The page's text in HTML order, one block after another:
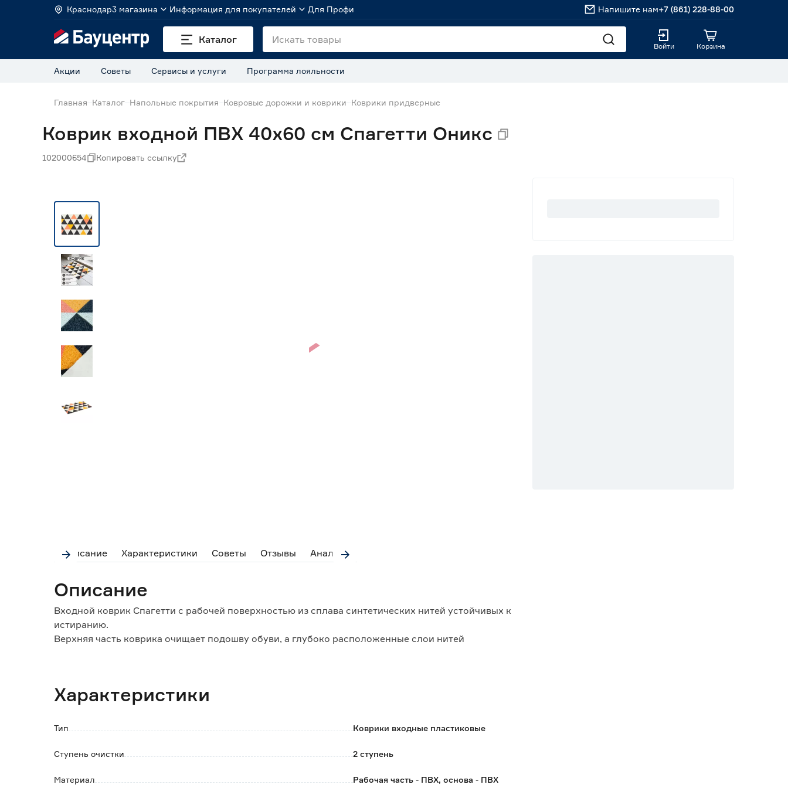
Краснодар3 магазина Информация для покупателей Для Профи Напишите нам+7 (861) 228-88-00
Каталог
Войти Корзина
Акции Советы Сервисы и услуги Программа лояльности
Главная Каталог Напольные покрытия Ковровые дорожки и коврики Коврики придверные
Коврик входной ПВХ 40х60 см Спагетти Оникс
102000654 Копировать ссылку
Описание Характеристики Советы Отзывы Аналоги
Описание
Входной коврик Спагетти с рабочей поверхностью из сплава синтетических нитей устойчивых к
истиранию.
Верхняя часть коврика очищает подошву обуви, а глубоко расположенные слои нитей
Особенности и преимущества:
- безопасность использования;
Тон (оттенок) ковра может отличаться от партии к партии.
Характеристики
Тип Коврики входные пластиковые
Ступень очистки 2 ступень
Материал Рабочая часть - ПВХ, основа - ПВХ